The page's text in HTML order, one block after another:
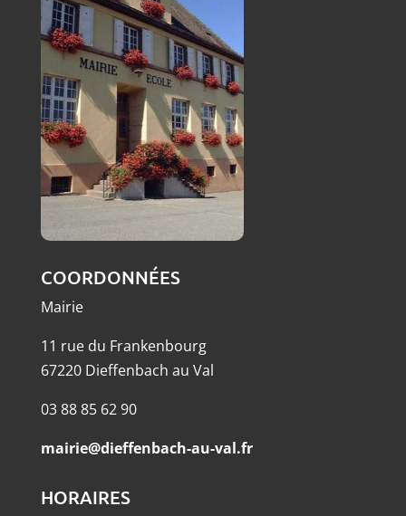
COORDONNÉES
Mairie
11 rue du Frankenbourg
67220 Dieffenbach au Val
03 88 85 62 90
mairie@dieffenbach-au-val.fr
HORAIRES